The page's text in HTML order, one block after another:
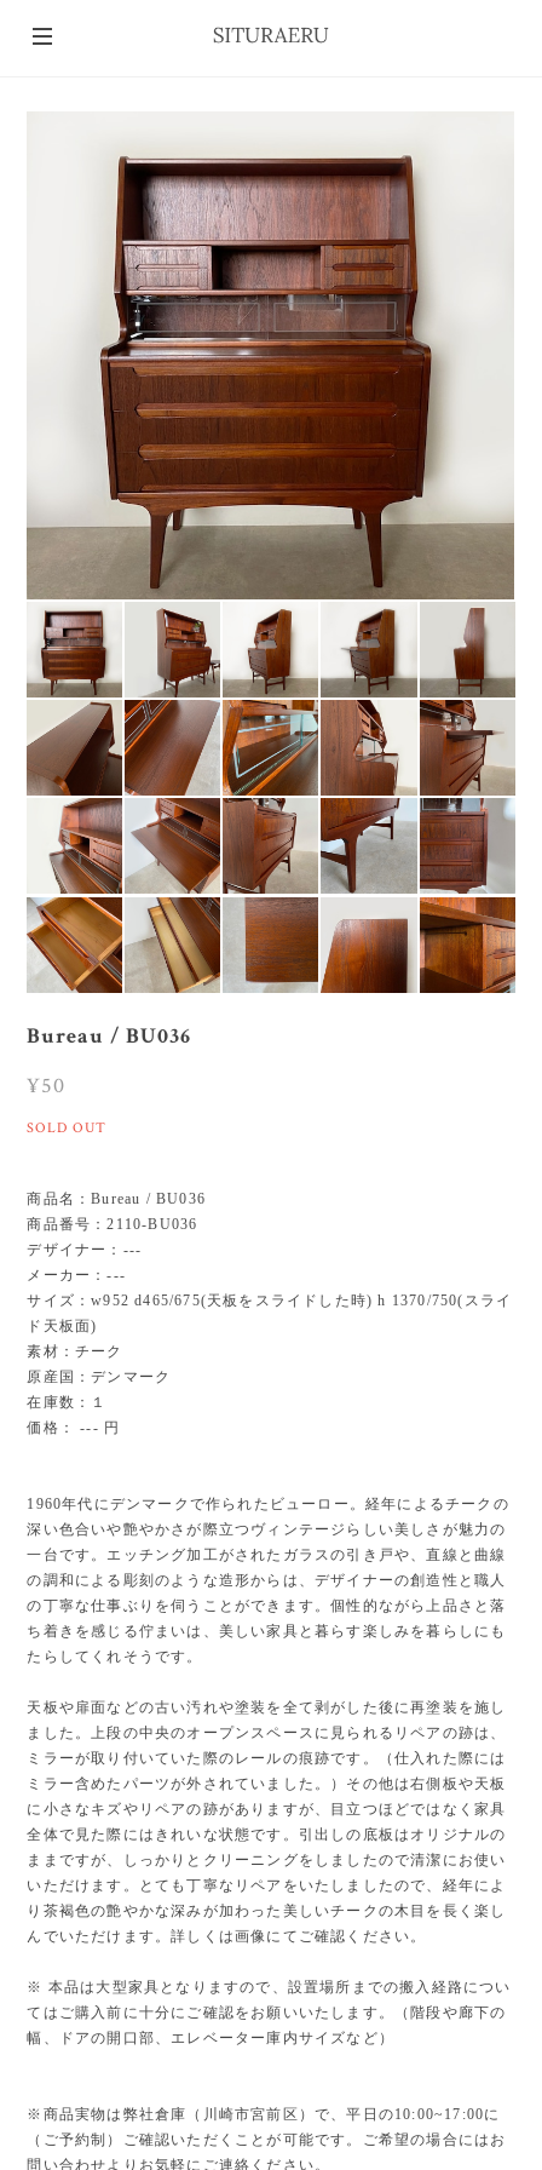
Bureau / BU036
¥50
SOLD OUT
商品名：Bureau / BU036
商品番号：2110-BU036
デザイナー：---
メーカー：---
サイズ：w952 d465/675(天板をスライドした時) h 1370/750(スライ
ド天板面)
素材：チーク
原産国：デンマーク
在庫数：１
価格： --- 円
1960年代にデンマークで作られたビューロー。経年によるチークの
深い色合いや艶やかさが際立つヴィンテージらしい美しさが魅力の
一台です。エッチング加工がされたガラスの引き戸や、直線と曲線
の調和による彫刻のような造形からは、デザイナーの創造性と職人
の丁寧な仕事ぶりを伺うことができます。個性的ながら上品さと落
ち着きを感じる佇まいは、美しい家具と暮らす楽しみを暮らしにも
たらしてくれそうです。
天板や扉面などの古い汚れや塗装を全て剥がした後に再塗装を施し
ました。上段の中央のオープンスペースに見られるリペアの跡は、
ミラーが取り付いていた際のレールの痕跡です。（仕入れた際には
ミラー含めたパーツが外されていました。）その他は右側板や天板
に小さなキズやリペアの跡がありますが、目立つほどではなく家具
全体で見た際にはきれいな状態です。引出しの底板はオリジナルの
ままですが、しっかりとクリーニングをしましたので清潔にお使い
いただけます。とても丁寧なリペアをいたしましたので、経年によ
り茶褐色の艶やかな深みが加わった美しいチークの木目を長く楽し
んでいただけます。詳しくは画像にてご確認ください。
※ 本品は大型家具となりますので、設置場所までの搬入経路につい
てはご購入前に十分にご確認をお願いいたします。（階段や廊下の
幅、ドアの開口部、エレベーター庫内サイズなど）
※商品実物は弊社倉庫（川崎市宮前区）で、平日の10:00~17:00に
（ご予約制）ご確認いただくことが可能です。ご希望の場合にはお
問い合わせよりお気軽にご連絡ください。